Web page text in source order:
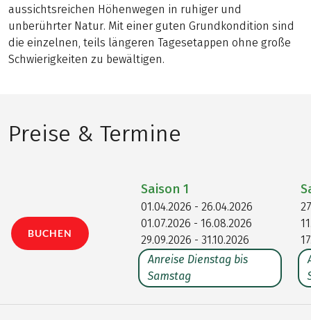
aussichtsreichen Höhenwegen in ruhiger und
unberührter Natur. Mit einer guten Grundkondition sind
die einzelnen, teils längeren Tagesetappen ohne große
Schwierigkeiten zu bewältigen.
Preise & Termine
BUCHEN
Saison 1
01.04.2026 - 26.04.2026
01.07.2026 - 16.08.2026
29.09.2026 - 31.10.2026
Anreise Dienstag bis
Samstag